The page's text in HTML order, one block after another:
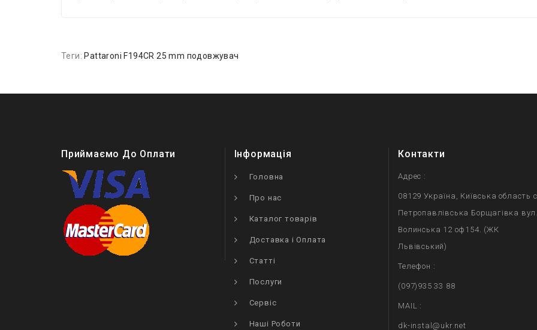
Теги: Pattaroni F194CR 25 mm подовжувач
Приймаємо До Оплати Інформація
Головна
Про нас
Каталог товарів
Доставка і Оплата
Статті
Послуги
Сервіс
Наші Роботи
Контакти
Адрес :
08129 Україна, Київська область
Петропавлівська Борщагівка
Волинська 12 оф154. (ЖК
Львівський)
Телефон :
(097)935 33 88
MAIL :
dk-instal@ukr.net